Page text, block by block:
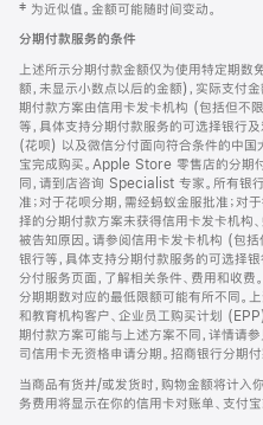
页
页
脚
注
‡ 为近似值。金额可能随时间变动。
分期付款服务的条件
上述所示分期付款金额仅为使用特定期
额，未显示小数点以后的金额)，实际支付
期付款方案由信用卡发卡机构 (包括但不
等，具体支持分期付款服务的可选择银行
(花呗) 以及微信分付面向符合条件的中国
宝完成购买。Apple Store 零售店的分
同，请到店咨询 Specialist 专家。所有银
准；对于花呗分期，需经蚂蚁金服批准；对
择的分期付款方案未获得信用卡发卡机构
被告知原因。请参阅信用卡发卡机构 (包括
银行等，具体支持分期付款服务的可选择
分付服务页面，了解相关条件、费用和收
分期期数对应的最低限额可能有所不同。
和教育机构客户、企业员工购买计划
期付款方案可能与上述方案不同，详情请
司信用卡无资格申请分期。招商银行分期
当商品有货并/或发货时，购物金额将计入
务费用将显示在你的信用卡对账单、支付宝